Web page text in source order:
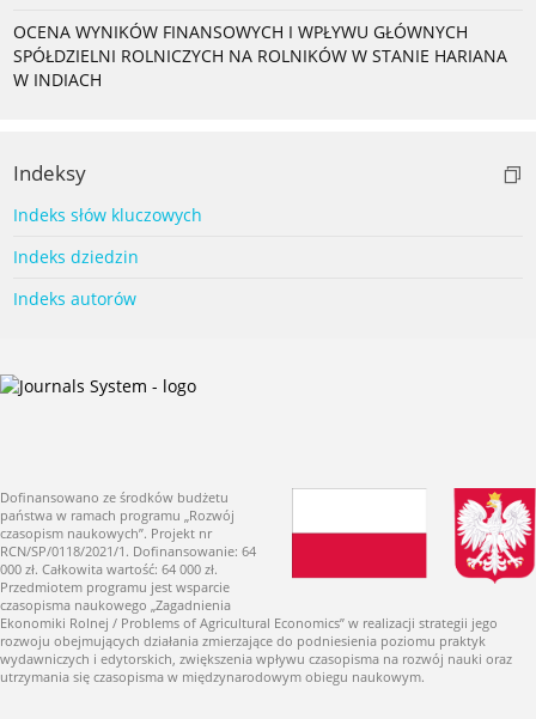
OCENA WYNIKÓW FINANSOWYCH I WPŁYWU GŁÓWNYCH
SPÓŁDZIELNI ROLNICZYCH NA ROLNIKÓW W STANIE HARIANA
W INDIACH
Indeksy
Indeks słów kluczowych
Indeks dziedzin
Indeks autorów
Dofinansowano ze środków budżetu
państwa w ramach programu „Rozwój
czasopism naukowych”. Projekt nr
RCN/SP/0118/2021/1. Dofinansowanie: 64
000 zł. Całkowita wartość: 64 000 zł.
Przedmiotem programu jest wsparcie
czasopisma naukowego „Zagadnienia
Ekonomiki Rolnej / Problems of Agricultural Economics” w realizacji strategii jego
rozwoju obejmujących działania zmierzające do podniesienia poziomu praktyk
wydawniczych i edytorskich, zwiększenia wpływu czasopisma na rozwój nauki oraz
utrzymania się czasopisma w międzynarodowym obiegu naukowym.